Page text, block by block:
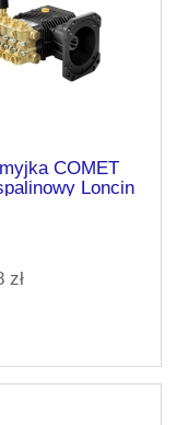
COMET
Loncin
zł